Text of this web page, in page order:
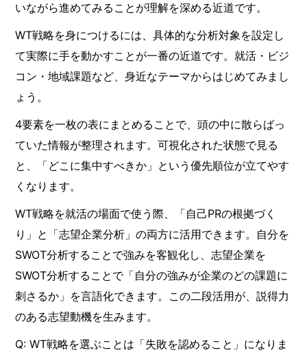
いながら進めてみることが理解を深める近道です。
WT戦略を身につけるには、具体的な分析対象を設定し
て実際に手を動かすことが一番の近道です。就活・ビジ
コン・地域課題など、身近なテーマからはじめてみまし
ょう。
4要素を一枚の表にまとめることで、頭の中に散らばっ
ていた情報が整理されます。可視化された状態で見る
と、「どこに集中すべきか」という優先順位が立てやす
くなります。
WT戦略を就活の場面で使う際、「自己PRの根拠づく
り」と「志望企業分析」の両方に活用できます。自分を
SWOT分析することで強みを客観化し、志望企業を
SWOT分析することで「自分の強みが企業のどの課題に
刺さるか」を言語化できます。この二段活用が、説得力
のある志望動機を生みます。
Q: WT戦略を選ぶことは「失敗を認めること」になりま